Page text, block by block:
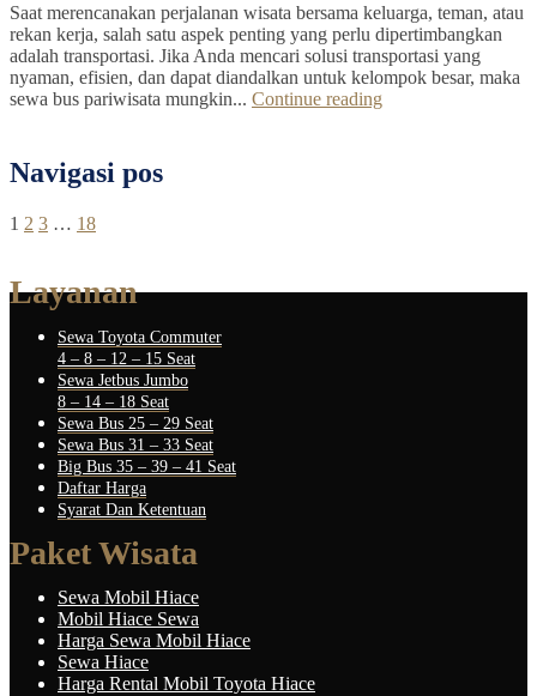
Saat merencanakan perjalanan wisata bersama keluarga, teman, atau
rekan kerja, salah satu aspek penting yang perlu dipertimbangkan
adalah transportasi. Jika Anda mencari solusi transportasi yang
nyaman, efisien, dan dapat diandalkan untuk kelompok besar, maka
sewa bus pariwisata mungkin... Continue reading
Navigasi pos
1 2 3 … 18
Layanan
Sewa Toyota Commuter
4 – 8 – 12 – 15 Seat
Sewa Jetbus Jumbo
8 – 14 – 18 Seat
Sewa Bus 25 – 29 Seat
Sewa Bus 31 – 33 Seat
Big Bus 35 – 39 – 41 Seat
Daftar Harga
Syarat Dan Ketentuan
Paket Wisata
Sewa Mobil Hiace
Mobil Hiace Sewa
Harga Sewa Mobil Hiace
Sewa Hiace
Harga Rental Mobil Toyota Hiace